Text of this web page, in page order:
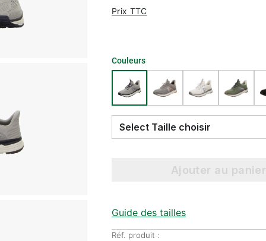
Prix TTC
Couleurs
Select Taille choisir
Ajouter au panier
Guide des tailles
Réf. produit :